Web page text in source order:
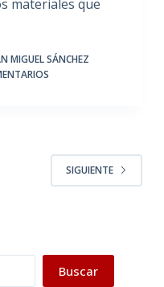
materiales que
MIGUEL SÁNCHEZ
SIGUIENTE
Buscar